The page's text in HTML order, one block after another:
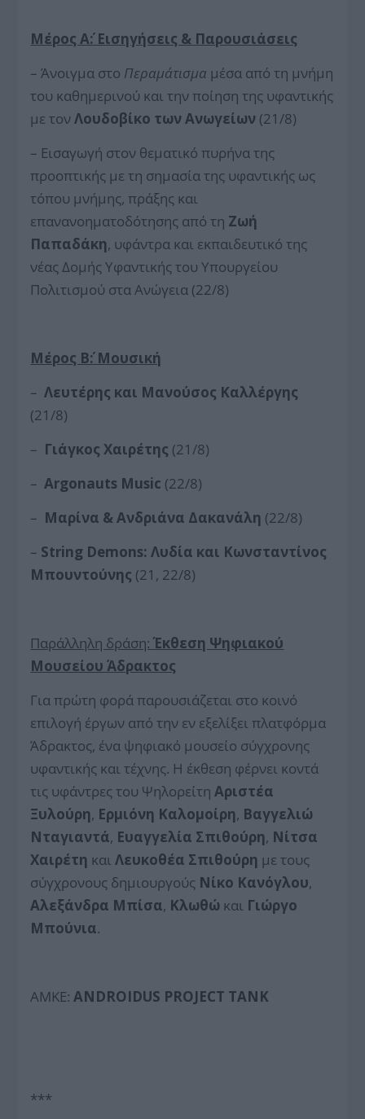
Μέρος Α΄: Εισηγήσεις & Παρουσιάσεις
– Άνοιγμα στο Περαμάτισμα μέσα από τη μνήμη
του καθημερινού και την ποίηση της υφαντικής
με τονΛουδοβίκο των Ανωγείων (21/8)
– Εισαγωγή στον θεματικό πυρήνα της
προοπτικής με τη σημασία της υφαντικής ως
τόπου μνήμης, πράξης και
επανανοηματοδότησης από τη Ζωή
Παπαδάκη, υφάντρα και εκπαιδευτικό της
νέας Δομής Υφαντικής του Υπουργείου
Πολιτισμού στα Ανώγεια (22/8)
Μέρος Β΄: Μουσική
–Λευτέρης και Μανούσος Καλλέργης
(21/8)
– Γιάγκος Χαιρέτης (21/8)
–Argonauts Music (22/8)
– Μαρίνα & Ανδριάνα Δακανάλη (22/8)
– String Demons: Λυδία και Κωνσταντίνος
Μπουντούνης (21, 22/8)
Παράλληλη δράση: Έκθεση Ψηφιακού
Μουσείου Άδρακτος
Για πρώτη φορά παρουσιάζεται στο κοινό
επιλογή έργων από την εν εξελίξει πλατφόρμα
Άδρακτος, ένα ψηφιακό μουσείο σύγχρονης
υφαντικής και τέχνης. Η έκθεση φέρνει κοντά
τις υφάντρες του ΨηλορείτηΑριστέα
Ξυλούρη, Ερμιόνη Καλομοίρη, Βαγγελιώ
Νταγιαντά, Ευαγγελία Σπιθούρη, Νίτσα
Χαιρέτη καιΛευκοθέα Σπιθούρη με τους
σύγχρονους δημιουργούς Νίκο Κανόγλου,
Αλεξάνδρα Μπίσα, Κλωθώ και Γιώργο
Μπούνια.
ΑΜΚΕ:ANDROIDUS PROJECT TANK
***